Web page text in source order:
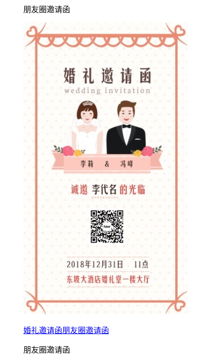
朋友圈邀请函
婚礼邀请函朋友圈邀请函
朋友圈邀请函